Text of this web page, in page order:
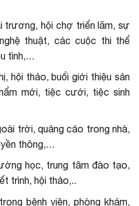
trương, hội chợ triển lãm, sự
thuật, các cuộc thi thể
tình,…
hội thảo, buổi giới thiệu sản
mới, tiệc cưới, tiệc sinh
trời, quảng cáo trong nhà,
thông,…
học, trung tâm đào tạo,
trình, hội thảo,..
bệnh viện, phòng khám,